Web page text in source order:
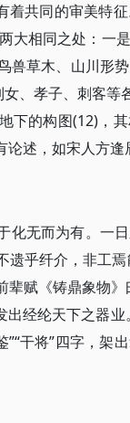
着共同的审美特
大相同之处：一
兽草木、山川形
、孝子、刺客等
下的构图(12)，
述，如宋人方逢
化无而为有。一
乎纤介，非工
赋《铸鼎象物
出经纶天下之器
干将”四字，架